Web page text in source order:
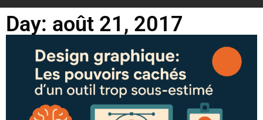
Day: août 21, 2017